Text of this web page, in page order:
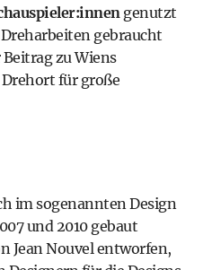
genutzt
gebraucht
zu Wiens
für große
im sogenanntenDesign
und 2010 gebaut
Jean Nouvel entworfen,